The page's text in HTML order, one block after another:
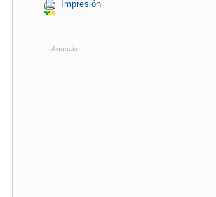
Impresión
Anuncio